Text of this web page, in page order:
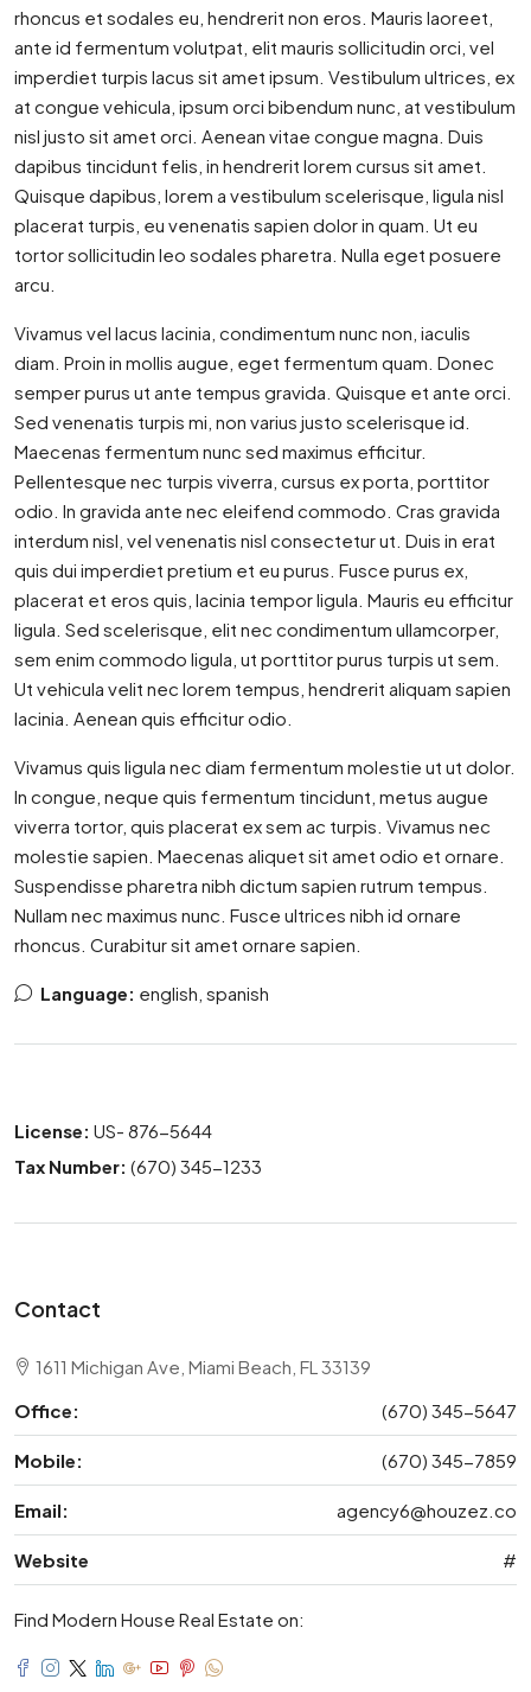
rhoncus et sodales eu, hendrerit non eros. Mauris laoreet,
ante id fermentum volutpat, elit mauris sollicitudin orci, vel
imperdiet turpis lacus sit amet ipsum. Vestibulum ultrices, ex
at congue vehicula, ipsum orci bibendum nunc, at vestibulum
nisl justo sit amet orci. Aenean vitae congue magna. Duis
dapibus tincidunt felis, in hendrerit lorem cursus sit amet.
Quisque dapibus, lorem a vestibulum scelerisque, ligula nisl
placerat turpis, eu venenatis sapien dolor in quam. Ut eu
tortor sollicitudin leo sodales pharetra. Nulla eget posuere
arcu.
Vivamus vel lacus lacinia, condimentum nunc non, iaculis
diam. Proin in mollis augue, eget fermentum quam. Donec
semper purus ut ante tempus gravida. Quisque et ante orci.
Sed venenatis turpis mi, non varius justo scelerisque id.
Maecenas fermentum nunc sed maximus efficitur.
Pellentesque nec turpis viverra, cursus ex porta, porttitor
odio. In gravida ante nec eleifend commodo. Cras gravida
interdum nisl, vel venenatis nisl consectetur ut. Duis in erat
quis dui imperdiet pretium et eu purus. Fusce purus ex,
placerat et eros quis, lacinia tempor ligula. Mauris eu efficitur
ligula. Sed scelerisque, elit nec condimentum ullamcorper,
sem enim commodo ligula, ut porttitor purus turpis ut sem.
Ut vehicula velit nec lorem tempus, hendrerit aliquam sapien
lacinia. Aenean quis efficitur odio.
Vivamus quis ligula nec diam fermentum molestie ut ut dolor.
In congue, neque quis fermentum tincidunt, metus augue
viverra tortor, quis placerat ex sem ac turpis. Vivamus nec
molestie sapien. Maecenas aliquet sit amet odio et ornare.
Suspendisse pharetra nibh dictum sapien rutrum tempus.
Nullam nec maximus nunc. Fusce ultrices nibh id ornare
rhoncus. Curabitur sit amet ornare sapien.
Language: english, spanish
License: US- 876-5644
Tax Number: (670) 345-1233
Contact
1611 Michigan Ave, Miami Beach, FL 33139
Office:
(670) 345-5647
Mobile: (670) 345-7859
Email: agency6@houzez.co
Website #
Find Modern House Real Estate on: